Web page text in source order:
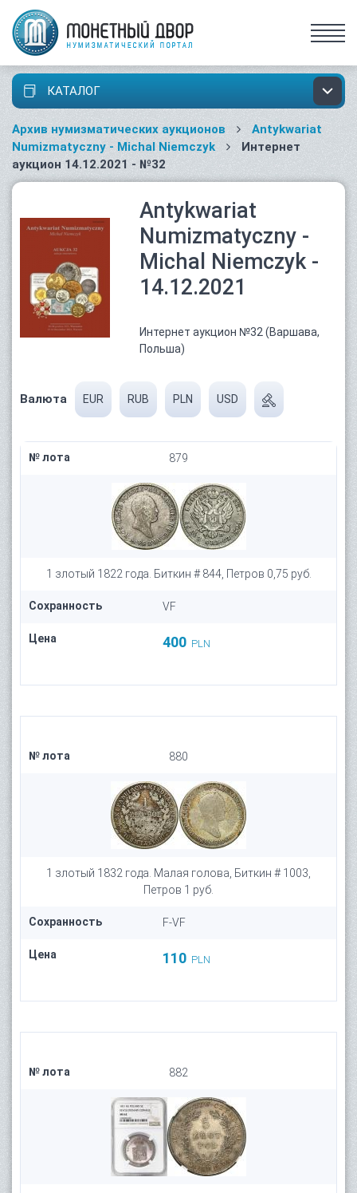
КАТАЛОГ
Архив нумизматических аукционов
Antykwariat
Numizmatyczny - Michal Niemczyk
Интернет
аукцион 14.12.2021 - №32
Antykwariat
Numizmatyczny -
Michal Niemczyk -
14.12.2021
Интернет аукцион №32 (Варшава,
Польша)
Валюта EUR RUB PLN USD
№ лота 879
1 злотый 1822 года. Биткин # 844, Петров 0,75 руб.
Сохранность VF
Цена 400 PLN
№ лота 880
1 злотый 1832 года. Малая голова, Биткин # 1003,
Петров 1 руб.
Сохранность F-VF
Цена 110 PLN
№ лота 882